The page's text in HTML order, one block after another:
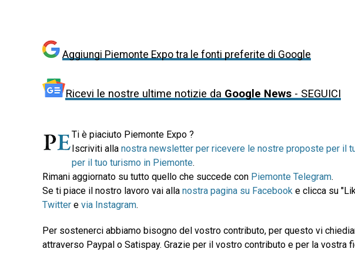
Aggiungi Piemonte Expo tra le fonti preferite di Google
Ricevi le nostre ultime notizie da Google News - SEGUICI
Ti è piaciuto Piemonte Expo ?
Iscriviti alla nostra newsletter per ricevere le nostre proposte per il
per il tuo turismo in Piemonte.
Rimani aggiornato su tutto quello che succede con Piemonte Telegram.
Se ti piace il nostro lavoro vai alla nostra pagina su Facebook e clicca su
Twitter e via Instagram.
Per sostenerci abbiamo bisogno del vostro contributo, per questo vi
attraverso Paypal o Satispay. Grazie per il vostro contributo e per la vostra